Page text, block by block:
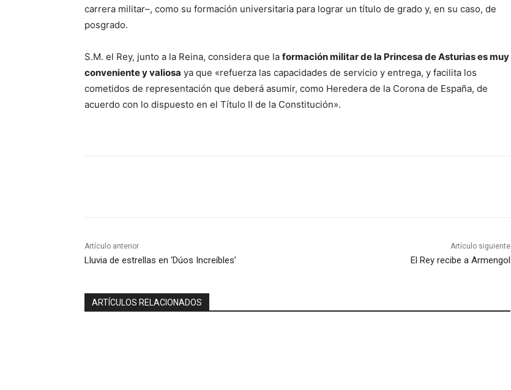
carrera militar–, como su formación universitaria para lograr un título de grado y, en su caso, de
posgrado.
S.M. el Rey, junto a la Reina, considera que la formación militar de la Princesa de Asturias es muy
conveniente y valiosa ya que «refuerza las capacidades de servicio y entrega, y facilita los
cometidos de representación que deberá asumir, como Heredera de la Corona de España, de
acuerdo con lo dispuesto en el Título II de la Constitución».
Artículo anterior
Lluvia de estrellas en ‘Dúos Increíbles’
Artículo siguiente
El Rey recibe a Armengol
ARTÍCULOS RELACIONADOS